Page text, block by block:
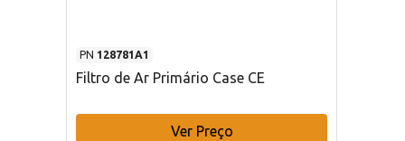
PN 128781A1
Filtro de Ar Primário Case CE
Ver Preço